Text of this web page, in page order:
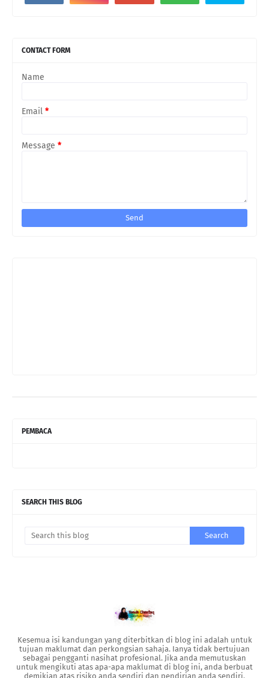
CONTACT FORM
Name
Email *
Message *
PEMBACA
SEARCH THIS BLOG
Kesemua isi kandungan yang diterbitkan di blog ini adalah untuk
tujuan maklumat dan perkongsian sahaja. Ianya tidak bertujuan
sebagai pengganti nasihat profesional. Jika anda memutuskan
untuk mengikuti atas apa-apa maklumat di blog ini, anda berbuat
demikian atas risiko anda sendiri dan pendirian anda sendiri.